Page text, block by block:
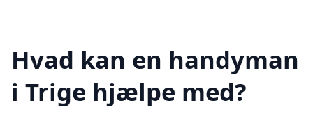
Hvad kan en handyman
i Trige hjælpe med?